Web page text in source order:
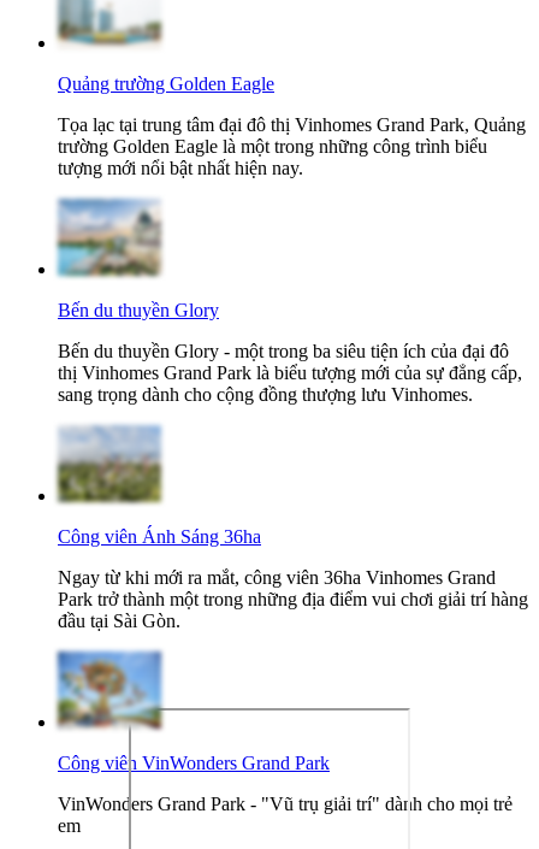
Quảng trường Golden Eagle
Tọa lạc tại trung tâm đại đô thị Vinhomes Grand Park, Quảng
trường Golden Eagle là một trong những công trình biểu
tượng mới nổi bật nhất hiện nay.
Bến du thuyền Glory
Bến du thuyền Glory - một trong ba siêu tiện ích của đại đô
thị Vinhomes Grand Park là biểu tượng mới của sự đẳng cấp,
sang trọng dành cho cộng đồng thượng lưu Vinhomes.
Công viên Ánh Sáng 36ha
Ngay từ khi mới ra mắt, công viên 36ha Vinhomes Grand
Park trở thành một trong những địa điểm vui chơi giải trí hàng
đầu tại Sài Gòn.
Công viên VinWonders Grand Park
VinWonders Grand Park - "Vũ trụ giải trí" dành cho mọi trẻ
em